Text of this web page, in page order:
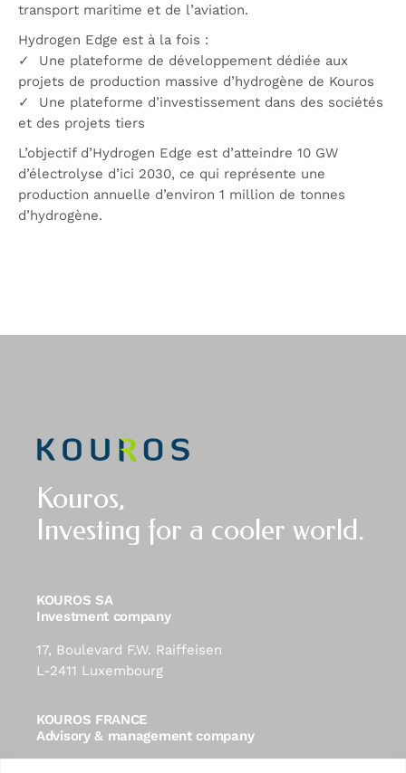
transport maritime et de l’aviation.
Hydrogen Edge est à la fois :
✓ Une plateforme de développement dédiée aux
projets de production massive d’hydrogène de Kouros
✓ Une plateforme d’investissement dans des sociétés
et des projets tiers
L’objectif d’Hydrogen Edge est d’atteindre 10 GW
d’électrolyse d’ici 2030, ce qui représente une
production annuelle d’environ 1 million de tonnes
d’hydrogène.
Kouros,
Investing for a cooler world.
KOUROS SA
Investment company
17, Boulevard F.W. Raiffeisen
L-2411 Luxembourg
KOUROS FRANCE
Advisory & management company